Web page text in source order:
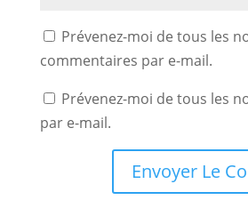
Prévenez-moi de tous les
commentaires par e-mail.
Prévenez-moi de tous les
par e-mail.